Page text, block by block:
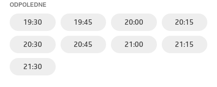
ODPOLEDNE
19:30 19:45 20:00 20:15
20:30 20:45 21:00 21:15
21:30